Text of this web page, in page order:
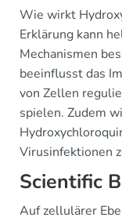
Wie wirkt
Erklärung kann
Mechanismen
beeinflusst das
von Zellen
spielen. Zudem
Virusinfektionen
Scientific
Auf zellulärer